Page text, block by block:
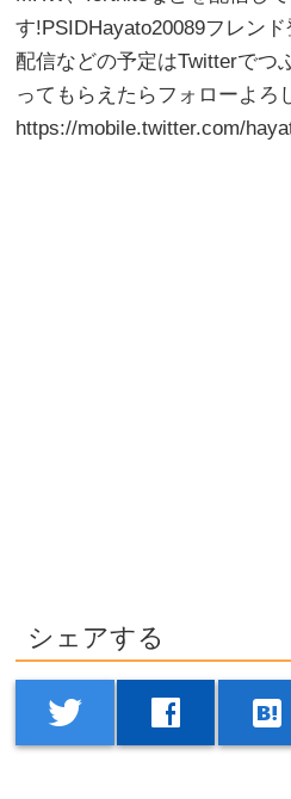
す!PSIDHayato20089フレンド
配信などの予定はTwitterでつ
ってもらえたらフォローよろ
https://mobile.twitter.com/
シェアする
twitter facebook hatenabookmark